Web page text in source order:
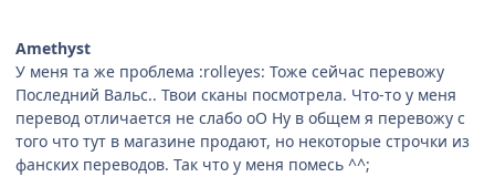
Amethyst
У меня та же проблема :rolleyes: Тоже сейчас перевожу
Последний Вальс.. Твои сканы посмотрела. Что-то у меня
перевод отличается не слабо оО Ну в общем я перевожу с
того что тут в магазине продают, но некоторые строчки из
фанских переводов. Так что у меня помесь ^^;